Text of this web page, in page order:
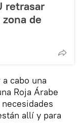
retrasar
de
cabo una
Roja Árabe
allí y para